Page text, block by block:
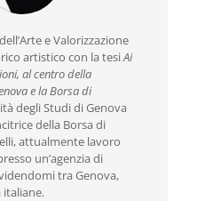
e Valorizzazione
artistico con la tesiAi
al centro della
e la Borsa di
degli Studi di Genova
della Borsa di
attualmente lavoro
un’agenzia di
tra Genova,
italiane.